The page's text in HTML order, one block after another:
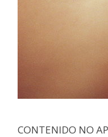
CONTENIDO NO